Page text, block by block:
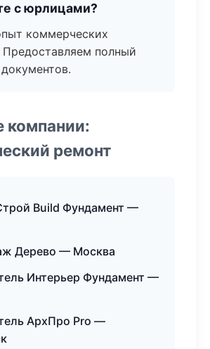
с юрлицами?
коммерческих
Предоставляем полный
компании:
ремонт
Build Фундамент —
Дерево — Москва
Интерьер Фундамент —
АрхПро Pro —